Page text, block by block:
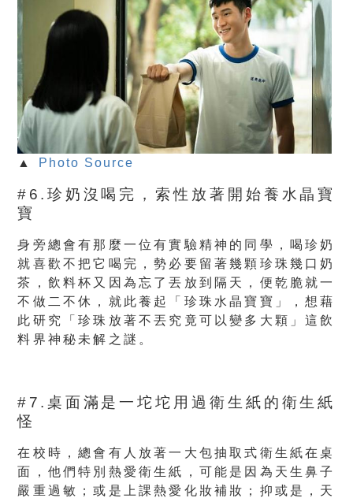
▲ Photo Source
#6.珍奶沒喝完，索性放著開始養水晶寶
寶
身旁總會有那麼一位有實驗精神的同學，喝珍奶
就喜歡不把它喝完，勢必要留著幾顆珍珠幾口奶
茶，飲料杯又因為忘了丟放到隔天，便乾脆就一
不做二不休，就此養起「珍珠水晶寶寶」，想藉
此研究「珍珠放著不丟究竟可以變多大顆」這飲
料界神秘未解之謎。
#7.桌面滿是一坨坨用過衛生紙的衛生紙
怪
在校時，總會有人放著一大包抽取式衛生紙在桌
面，他們特別熱愛衛生紙，可能是因為天生鼻子
嚴重過敏；或是上課熱愛化妝補妝；抑或是，天